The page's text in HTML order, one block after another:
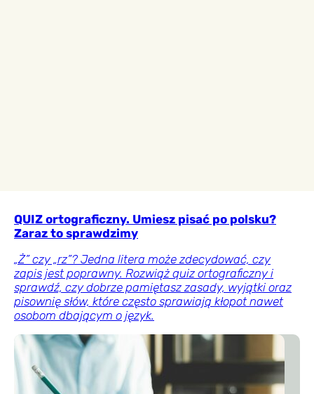
QUIZ ortograficzny. Umiesz pisać po polsku?
Zaraz to sprawdzimy
„Ż” czy „rz”? Jedna litera może zdecydować, czy
zapis jest poprawny. Rozwiąż quiz ortograficzny i
sprawdź, czy dobrze pamiętasz zasady, wyjątki oraz
pisownię słów, które często sprawiają kłopot nawet
osobom dbającym o język.